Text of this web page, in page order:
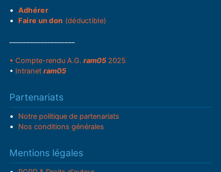
Adhérer
Faire un don (déductible)
• Compte-rendu A.G.ram05 2025
• Intranetram05
Partenariats
Notre politique de partenariats
Nos conditions générales
Mentions légales